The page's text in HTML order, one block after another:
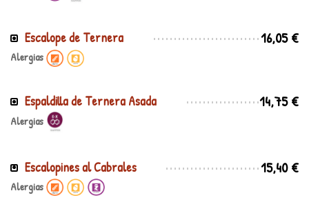
Escalope de Ternera 16,05 €
Alergias
Espaldilla de Ternera Asada 14,75 €
Alergias
Escalopines al Cabrales 15,40 €
Alergias